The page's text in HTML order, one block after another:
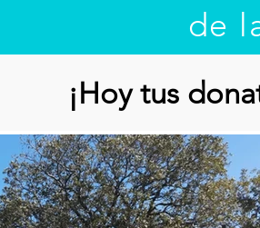
de
¡Hoy tus